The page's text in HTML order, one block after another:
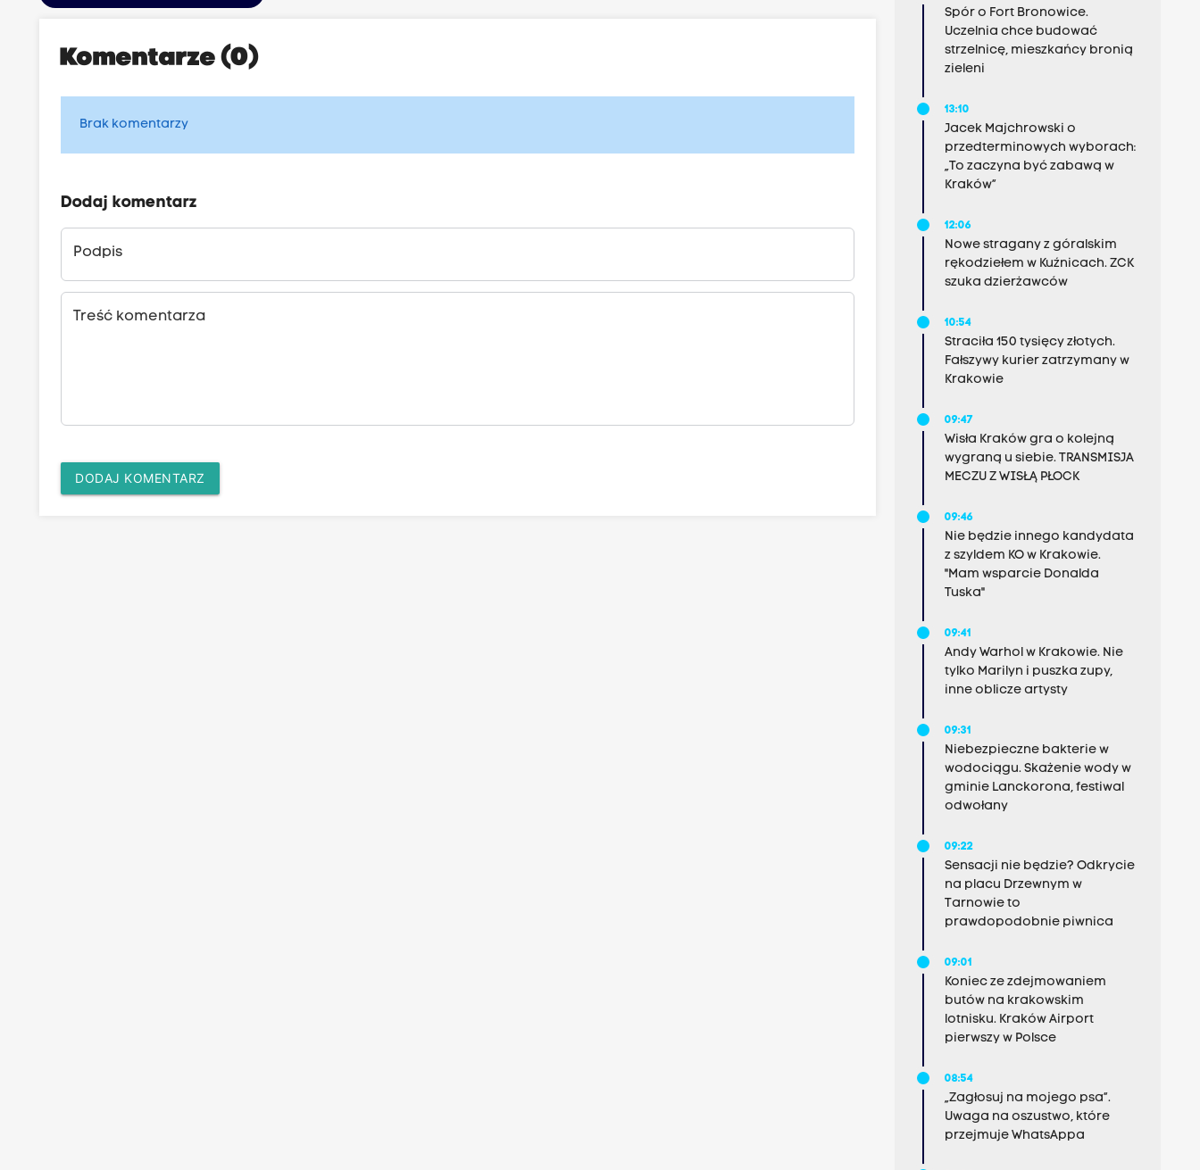
Komentarze (0)
Brak komentarzy
Dodaj komentarz
Podpis
Treść komentarza
DODAJ KOMENTARZ
Spór o Fort Bronowice.
Uczelnia chce budować
strzelnicę, mieszkańcy bronią
zieleni
13:10
Jacek Majchrowski o
przedterminowych wyborach:
„To zaczyna być zabawą w
Kraków”
12:06
Nowe stragany z góralskim
rękodziełem w Kuźnicach. ZCK
szuka dzierżawców
10:54
Straciła 150 tysięcy złotych.
Fałszywy kurier zatrzymany w
Krakowie
09:47
Wisła Kraków gra o kolejną
wygraną u siebie. TRANSMISJA
MECZU Z WISŁĄ PŁOCK
09:46
Nie będzie innego kandydata
z szyldem KO w Krakowie.
"Mam wsparcie Donalda
Tuska"
09:41
Andy Warhol w Krakowie. Nie
tylko Marilyn i puszka zupy,
inne oblicze artysty
09:31
Niebezpieczne bakterie w
wodociągu. Skażenie wody w
gminie Lanckorona, festiwal
odwołany
09:22
Sensacji nie będzie? Odkrycie
na placu Drzewnym w
Tarnowie to
prawdopodobnie piwnica
09:01
Koniec ze zdejmowaniem
butów na krakowskim
lotnisku. Kraków Airport
pierwszy w Polsce
08:54
„Zagłosuj na mojego psa”.
Uwaga na oszustwo, które
przejmuje WhatsAppa